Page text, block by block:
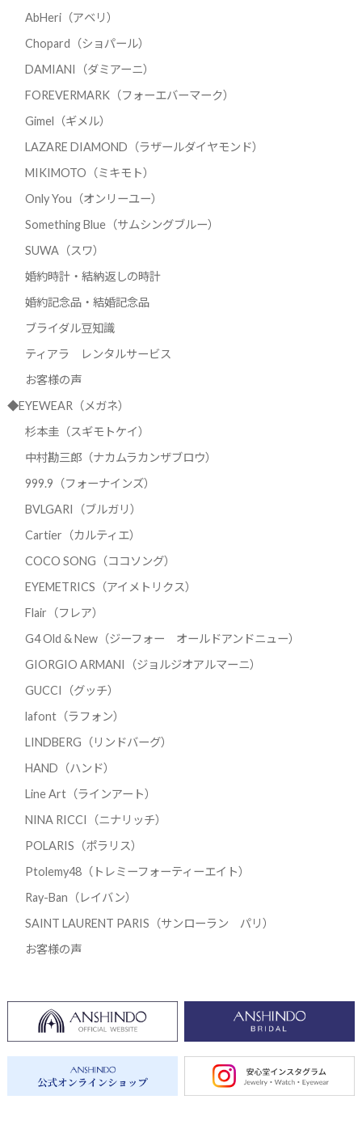
AbHeri（アベリ）
Chopard（ショパール）
DAMIANI（ダミアーニ）
FOREVERMARK（フォーエバーマーク）
Gimel（ギメル）
LAZARE DIAMOND（ラザールダイヤモンド）
MIKIMOTO（ミキモト）
Only You（オンリーユー）
Something Blue（サムシングブルー）
SUWA（スワ）
婚約時計・結納返しの時計
婚約記念品・結婚記念品
ブライダル豆知識
ティアラ レンタルサービス
お客様の声
◆EYEWEAR（メガネ）
杉本圭（スギモトケイ）
中村勘三郎（ナカムラカンザブロウ）
999.9（フォーナインズ）
BVLGARI（ブルガリ）
Cartier（カルティエ）
COCO SONG（ココソング）
EYEMETRICS（アイメトリクス）
Flair（フレア）
G4 Old & New（ジーフォー オールドアンドニュー）
GIORGIO ARMANI（ジョルジオアルマーニ）
GUCCI（グッチ）
lafont（ラフォン）
LINDBERG（リンドバーグ）
HAND（ハンド）
Line Art（ラインアート）
NINA RICCI（ニナリッチ）
POLARIS（ポラリス）
Ptolemy48（トレミーフォーティーエイト）
Ray-Ban（レイバン）
SAINT LAURENT PARIS（サンローラン パリ）
お客様の声